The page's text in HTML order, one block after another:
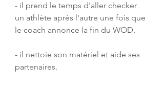
- il prend le temps d'aller checker
un athlète après l'autre une fois que
le coach annonce la fin du WOD.
- il nettoie son matériel et aide ses
partenaires.